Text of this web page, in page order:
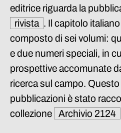
editrice riguarda la
rivista . Il capitolo
composto di sei volumi:
e due numeri speciali, in
prospettive accomunate
ricerca sul campo.
pubblicazioni è stato
collezione Archivio 2124